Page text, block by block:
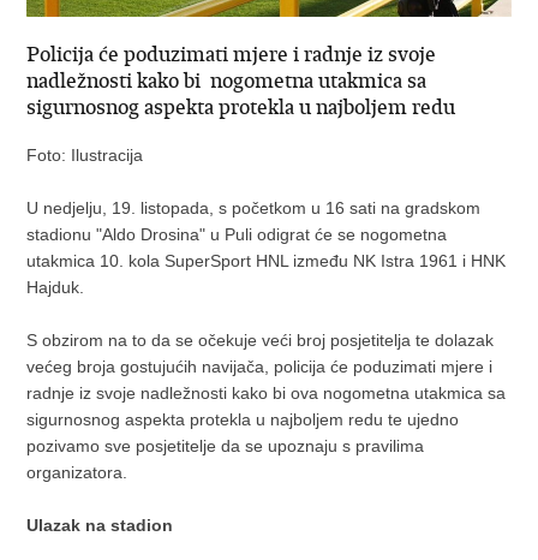
Policija će poduzimati mjere i radnje iz svoje
nadležnosti kako bi nogometna utakmica sa
sigurnosnog aspekta protekla u najboljem redu
Foto: Ilustracija
U nedjelju, 19. listopada, s početkom u 16 sati na gradskom
stadionu "Aldo Drosina" u Puli odigrat će se nogometna
utakmica 10. kola SuperSport HNL između NK Istra 1961 i HNK
Hajduk.
S obzirom na to da se očekuje veći broj posjetitelja te dolazak
većeg broja gostujućih navijača, policija će poduzimati mjere i
radnje iz svoje nadležnosti kako bi ova nogometna utakmica sa
sigurnosnog aspekta protekla u najboljem redu te ujedno
pozivamo sve posjetitelje da se upoznaju s pravilima
organizatora.
Ulazak na stadion